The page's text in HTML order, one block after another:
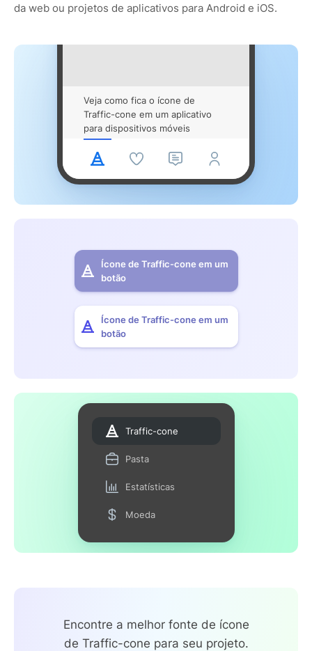
da web ou projetos de aplicativos para Android e iOS.
Veja como fica o ícone de
Traffic-cone em um aplicativo
para dispositivos móveis
Ícone de Traffic-cone em um
botão
Ícone de Traffic-cone em um
botão
Traffic-cone
Pasta
Estatísticas
Moeda
Encontre a melhor fonte de ícone
de Traffic-cone para seu projeto.